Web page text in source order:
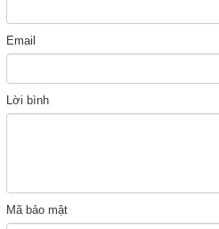
Email
Lời bình
Mã bảo mật